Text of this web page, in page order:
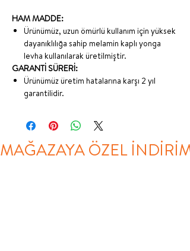
HAM MADDE:
Ürünümüz, uzun ömürlü kullanım için yüksek
dayanıklılığa sahip melamin kaplı yonga
levha kullanılarak üretilmiştir.
GARANTİ SÜRERİ:
Ürünümüz üretim hatalarına karşı 2 yıl
garantilidir.
MAĞAZAYA ÖZEL İNDİRİM